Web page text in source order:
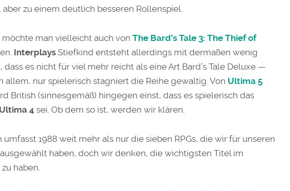
aber zu einem deutlich besseren Rollenspiel.
möchte man vielleicht auch von The Bard’s Tale 3: The Thief of
InterplaysStiefkind entsteht allerdings mit dermaßen wenig
dass es nicht für viel mehr reicht als eine Art Bard’s Tale Deluxe —
allem, nur spielerisch stagniert die Reihe gewaltig. Von Ultima 5
British (sinnesgemäß) hingegen einst, dass es spielerisch das
Ultima 4 sei. Ob dem so ist, werden wir klären.
umfasst 1988 weit mehr als nur die sieben RPGs, die wir für unseren
haben, doch wir denken, die wichtigsten Titel im
haben.